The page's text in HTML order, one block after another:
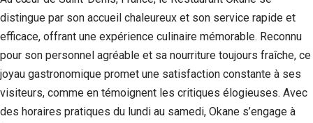
distingue par son accueil chaleureux et son service rapide et
efficace, offrant une expérience culinaire mémorable. Reconnu
pour son personnel agréable et sa nourriture toujours fraîche, ce
joyau gastronomique promet une satisfaction constante à ses
visiteurs, comme en témoignent les critiques élogieuses. Avec
des horaires pratiques du lundi au samedi, Okane s’engage à
Si vous
refusez ces
cookies,
certaines
disparaîtront
du site Web.